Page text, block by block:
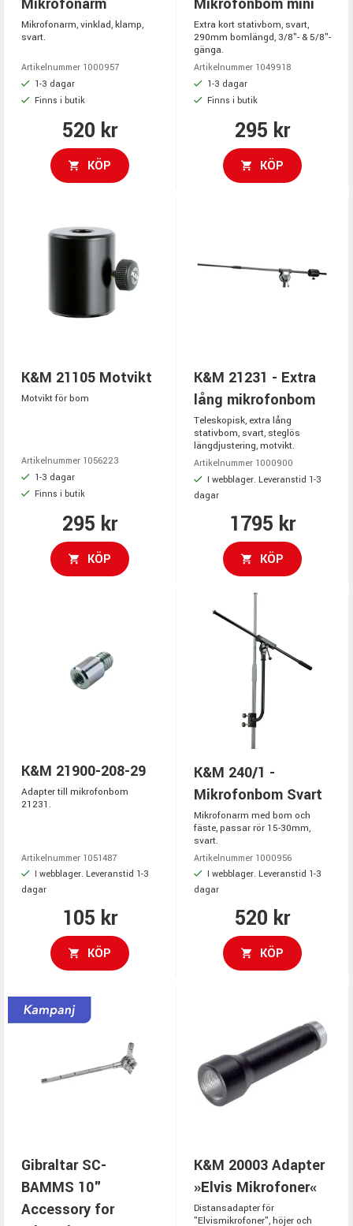
Mikrofonarm
Mikrofonarm, vinklad, klamp,
svart.
Artikelnummer 1000957
1-3 dagar
Finns i butik
520 kr
KÖP
Mikrofonbom mini
Extra kort stativbom, svart,
290mm bomlängd, 3/8"- & 5/8"-
gänga.
Artikelnummer 1049918
1-3 dagar
Finns i butik
295 kr
KÖP
K&M 21105 Motvikt
Motvikt för bom
Artikelnummer 1056223
1-3 dagar
Finns i butik
295 kr
KÖP
K&M 21231 - Extra
lång mikrofonbom
Teleskopisk, extra lång
stativbom, svart, steglös
längdjustering, motvikt.
Artikelnummer 1000900
I webblager. Leveranstid 1-3
dagar
1795 kr
KÖP
K&M 21900-208-29
Adapter till mikrofonbom
21231.
Artikelnummer 1051487
I webblager. Leveranstid 1-3
dagar
105 kr
KÖP
K&M 240/1 -
Mikrofonbom Svart
Mikrofonarm med bom och
fäste, passar rör 15-30mm,
svart.
Artikelnummer 1000956
I webblager. Leveranstid 1-3
dagar
520 kr
KÖP
Gibraltar SC-
BAMMS 10"
Accessory for
K&M 20003 Adapter
»Elvis Mikrofoner«
Distansadapter för
"Elvismikrofoner", höjer och